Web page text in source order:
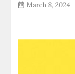
March 8, 2024